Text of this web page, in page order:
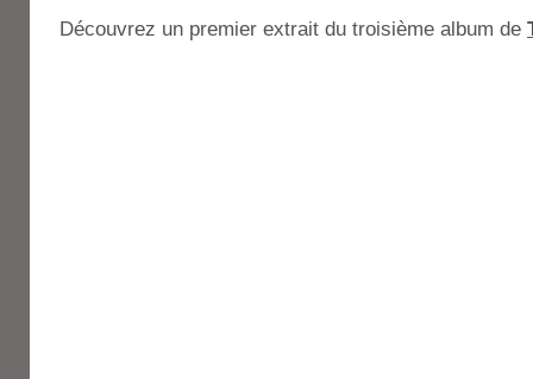
Découvrez un premier extrait du troisième album de